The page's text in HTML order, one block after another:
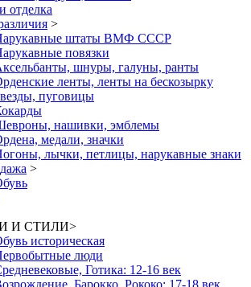
отделка
>
штаты ВМФ СССР
повязки
шнуры, галуны, ранты
ленты, ленты на бескозырку
пуговицы
нашивки, эмблемы
медали, значки
лычки, петлицы, нарукавные знаки
>
И СТИЛИ>
историческая
люди
Готика: 12-16 век
Барокко, Рококо: 17-18 век